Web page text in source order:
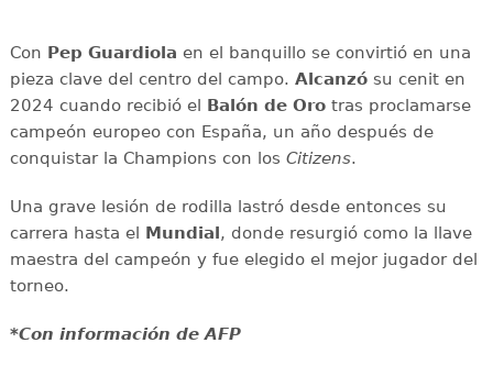
Con Pep Guardiola en el banquillo se convirtió en una
pieza clave del centro del campo. Alcanzósu cenit en
2024 cuando recibió el Balón de Orotras proclamarse
campeón europeo con España, un año después de
conquistar la Champions con los Citizens.
Una grave lesión de rodilla lastró desde entonces su
carrera hasta el Mundial, donde resurgió como la llave
maestra del campeón y fue elegido el mejor jugador del
torneo.
*Con información de AFP